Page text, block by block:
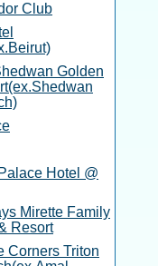
Club
Golden
Hotel @
Mirette Family
Resort
Corners Triton